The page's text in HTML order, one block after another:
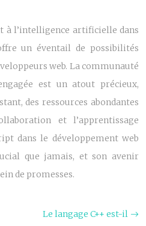
à l’intelligence artificielle dans
un éventail de possibilités
web. La communauté
est un atout précieux,
des ressources abondantes
et l’apprentissage
dans le développement web
que jamais, et son avenir
de promesses.
Le langage C++ est-il